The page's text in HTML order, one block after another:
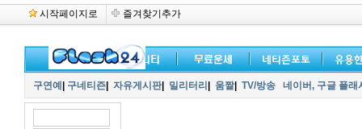
시작페이지로 즐겨찾기추가
구연예 구네티즌 자유게시판| 밀리터리 움짤| TV/방송 네이버, 구글 플